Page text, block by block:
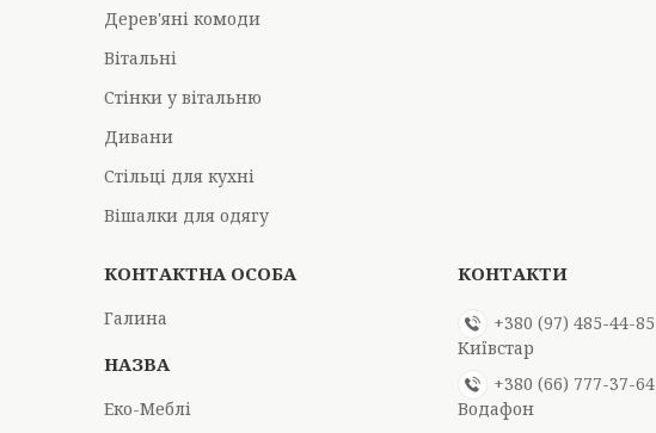
Дерев'яні комоди
Вітальні
Стінки у вітальню
Дивани
Стільці для кухні
Вішалки для одягу
Галина
Еко-Меблі
+380 (97) 485-44-85
Київстар
+380 (66) 777-37-64
Водафон